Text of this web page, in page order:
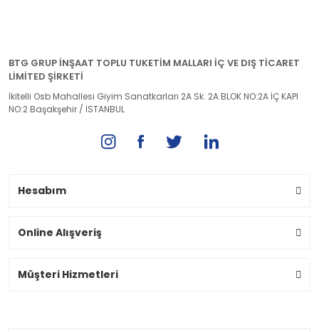
BTG GRUP İNŞAAT TOPLU TUKETİM MALLARI İÇ VE DIŞ TİCARET
LİMİTED ŞİRKETİ
İkitelli Osb Mahallesi Giyim Sanatkarları 2A Sk. 2A BLOK NO:2A İÇ KAPI
NO:2 Başakşehir / İSTANBUL
Hesabım
Online Alışveriş
Müşteri Hizmetleri